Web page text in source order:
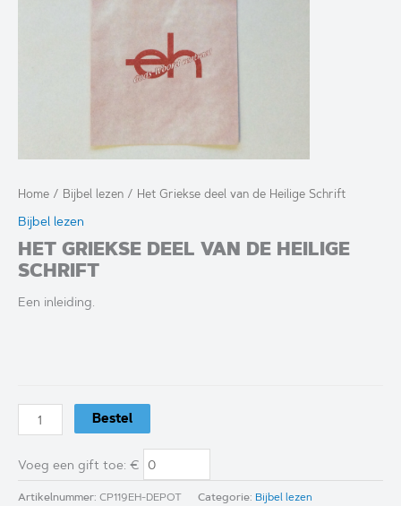
Home / Bijbel lezen / Het Griekse deel van de Heilige Schrift
Bijbel lezen
HET GRIEKSE DEEL VAN DE HEILIGE
SCHRIFT
Een inleiding.
Het
Griekse
deel
van
Bestel
Voeg een gift toe: €
Artikelnummer: CP119EH-DEPOT Categorie: Bijbel lezen